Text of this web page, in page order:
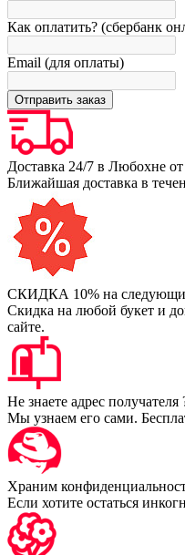
Как оплатить? (сбербанк
Email (для оплаты)
Доставка 24/7 в Любохне
Ближайшая доставка в
СКИДКА 10% на
Скидка на любой букет и
сайте.
Не знаете адрес получателя
Мы узнаем его сами.
Храним
Если хотите остаться